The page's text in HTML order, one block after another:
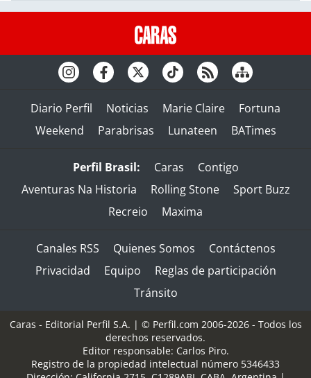
Diario Perfil Noticias Marie Claire
Fortuna
Weekend
Parabrisas Lunateen BATimes
Perfil Brasil: Caras
Contigo
Aventuras Na Historia
Rolling Stone
Sport Buzz
Recreio
Maxima
Canales RSS Quienes Somos
Contáctenos
Privacidad
Equipo
Reglas de participación
Tránsito
Caras - Editorial Perfil S.A. | © Perfil.com 2006-2026 - Todos los
derechos reservados.
Editor responsable: Carlos Piro.
Registro de la propiedad intelectual número 5346433